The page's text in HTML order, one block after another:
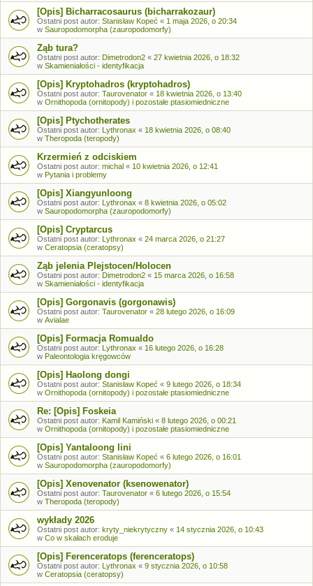
[Opis] Bicharracosaurus (bicharrakozaur)
Ostatni post autor: Stanisław Kopeć « 1 maja 2026, o 20:34
w Sauropodomorpha (zauropodomorfy)
Ząb tura?
Ostatni post autor: Dimetrodon2 « 27 kwietnia 2026, o 18:32
w Skamieniałości - identyfikacja
[Opis] Kryptohadros (kryptohadros)
Ostatni post autor: Taurovenator « 18 kwietnia 2026, o 13:40
w Ornithopoda (ornitopody) i pozostałe ptasiomiedniczne
[Opis] Ptychotherates
Ostatni post autor: Lythronax « 18 kwietnia 2026, o 08:40
w Theropoda (teropody)
Krzermień z odciskiem
Ostatni post autor: michal « 10 kwietnia 2026, o 12:41
w Pytania i problemy
[Opis] Xiangyunloong
Ostatni post autor: Lythronax « 8 kwietnia 2026, o 05:02
w Sauropodomorpha (zauropodomorfy)
[Opis] Cryptarcus
Ostatni post autor: Lythronax « 24 marca 2026, o 21:27
w Ceratopsia (ceratopsy)
Ząb jelenia Plejstocen/Holocen
Ostatni post autor: Dimetrodon2 « 15 marca 2026, o 16:58
w Skamieniałości - identyfikacja
[Opis] Gorgonavis (gorgonawis)
Ostatni post autor: Taurovenator « 28 lutego 2026, o 16:09
w Avialae
[Opis] Formacja Romualdo
Ostatni post autor: Lythronax « 16 lutego 2026, o 16:28
w Paleontologia kręgowców
[Opis] Haolong dongi
Ostatni post autor: Stanisław Kopeć « 9 lutego 2026, o 18:34
w Ornithopoda (ornitopody) i pozostałe ptasiomiedniczne
Re: [Opis] Foskeia
Ostatni post autor: Kamil Kamiński « 8 lutego 2026, o 00:21
w Ornithopoda (ornitopody) i pozostałe ptasiomiedniczne
[Opis] Yantaloong lini
Ostatni post autor: Stanisław Kopeć « 6 lutego 2026, o 16:01
w Sauropodomorpha (zauropodomorfy)
[Opis] Xenovenator (ksenowenator)
Ostatni post autor: Taurovenator « 6 lutego 2026, o 15:54
w Theropoda (teropody)
wykłady 2026
Ostatni post autor: kryty_niekrytyczny « 14 stycznia 2026, o 10:43
w Co w skałach eroduje
[Opis] Ferenceratops (ferenceratops)
Ostatni post autor: Lythronax « 9 stycznia 2026, o 10:58
w Ceratopsia (ceratopsy)